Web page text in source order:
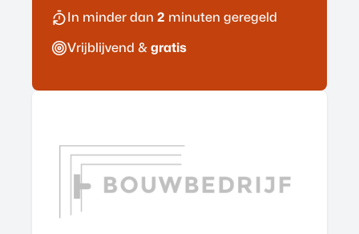
In minder dan 2 minuten geregeld
Vrijblijvend & gratis